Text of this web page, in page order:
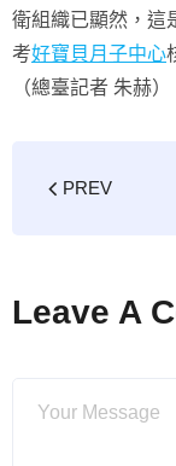
衛組織已顯然，這
考好寶貝月子中心
（總臺記者 朱赫）
PREV
Leave A